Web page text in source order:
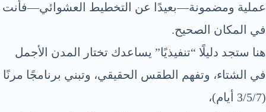
عملية ومضمونة—بعيدًا عن التخطيط العشوائي—فأنت
في المكان الصحيح.
هنا ستجد دليلًا “تنفيذيًا” يساعدك تختار المدن الأجمل
في الشتاء، وتفهم الطقس الحقيقي، وتبني برنامجًا مرنًا
(3/5/7 أيام)،